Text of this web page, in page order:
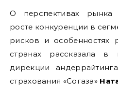
О перспективах рынка
росте конкуренции в
рисков и особенностях
странах рассказала в
дирекции
страхования «Согаза»